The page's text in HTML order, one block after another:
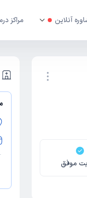
آنلاین مراکز
موفق